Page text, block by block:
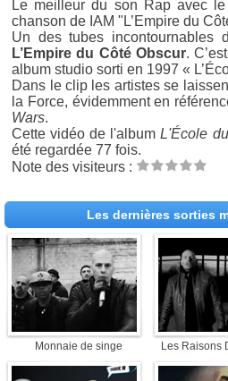
Le meilleur du son Rap avec
chanson de IAM "L’Empire du
Un des tubes incontournables
L’Empire du Côté Obscur.
album studio sorti en 1997 «
Dans le clip les artistes se
la Force, évidemment en
Wars.
Cette vidéo de l'albumL'École
été regardée 77 fois.
Note des visiteurs :
Les dernières sorties
Monnaie de singe Les Raisons